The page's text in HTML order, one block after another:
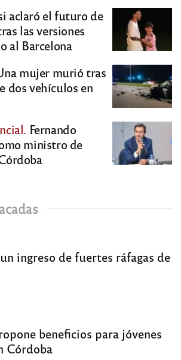
aclaró el futuro de
las versiones
al Barcelona
mujer murió tras
dos vehículos en
Fernando
ministro de
ingreso de fuertes ráfagas de
beneficios para jóvenes
Córdoba